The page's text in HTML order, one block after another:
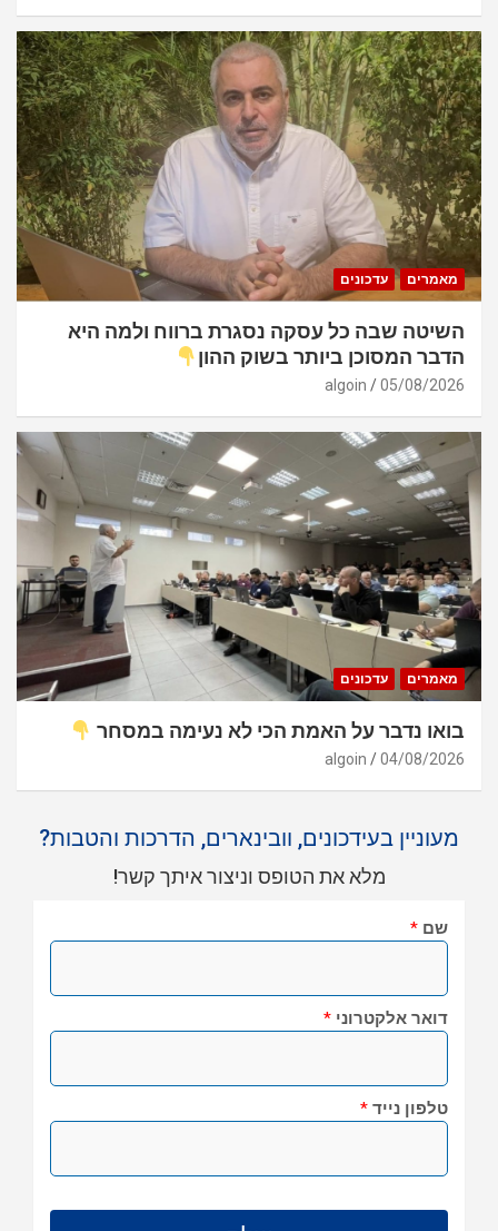
מאמרים עדכונים
השיטה שבה כל עסקה נסגרת ברווח ולמה היא
הדבר המסוכן ביותר בשוק ההון
05/08/2026
algoin
מאמרים עדכונים
בואו נדבר על האמת הכי לא נעימה במסחר
04/08/2026
algoin
מעוניין בעידכונים, וובינארים, הדרכות והטבות?
מלא את הטופס וניצור איתך קשר!
שם *
דואר אלקטרוני *
טלפון נייד *